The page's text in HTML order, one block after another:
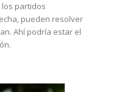
partidos
pueden resolver
Ahí podría estar el